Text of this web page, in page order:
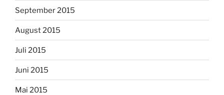
September 2015
August 2015
Juli 2015
Juni 2015
Mai 2015